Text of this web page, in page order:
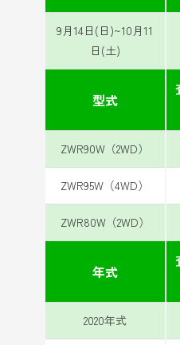
9月14日(日)~10月11
日(土)
型式
ZWR90W（2WD）
ZWR95W（4WD）
ZWR80W（2WD）
年式
2020年式